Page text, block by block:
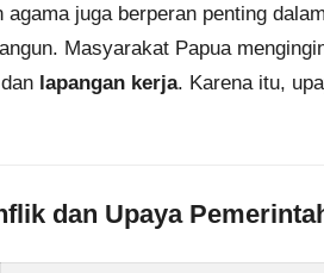
juga berperan penting
Masyarakat Papua
dan lapangan kerja. Karena itu,
dan Upaya